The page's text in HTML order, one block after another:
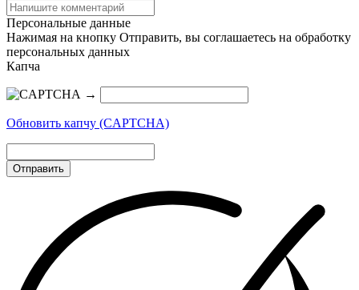
Персональные данные
Нажимая на кнопку Отправить, вы соглашаетесь на обработку
персональных данных
Капча
→
Обновить капчу (CAPTCHA)
Отправить